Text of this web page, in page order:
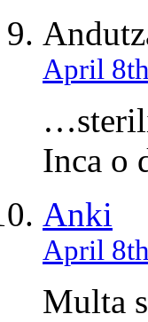
April
Inca o
Anki
April
Multa